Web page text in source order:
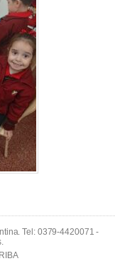
Tel: 0379-4420071 -
.